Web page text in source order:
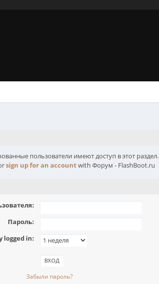
пользователи имеют доступ в этот раздел.
sign up for an accountwith Форум - FlashBoot.ru
Пароль:
logged in:
Забыли пароль?